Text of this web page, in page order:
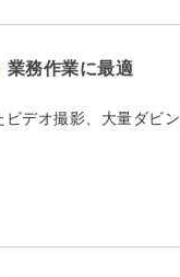
業務作業に最適
ビデオ撮影、大量ダビ